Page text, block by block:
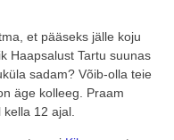
et pääseks jälle koju
Haapsalust Tartu suunas
sadam? Võib-olla teie
äge kolleeg. Praam
kella 12 ajal.